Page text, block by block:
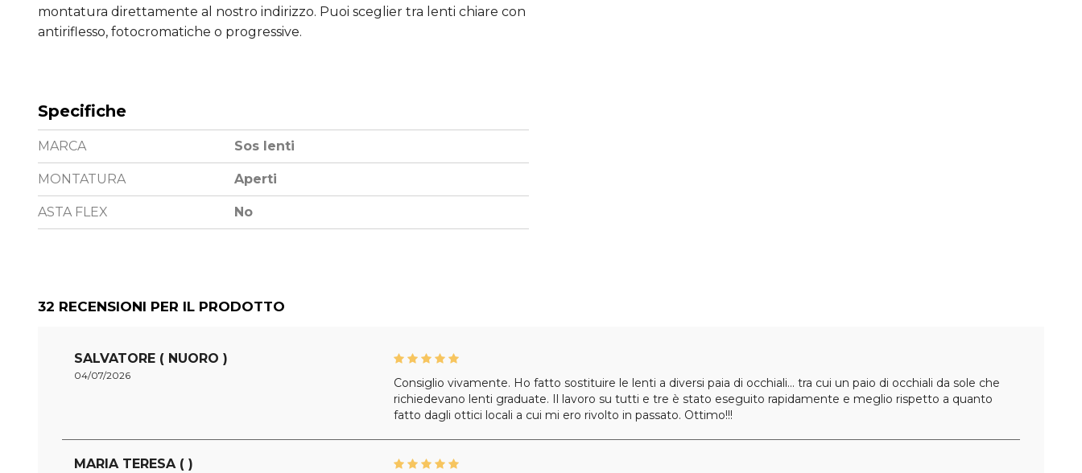
montatura direttamente al nostro indirizzo. Puoi sceglier tra lenti chiare con
antiriflesso, fotocromatiche o progressive.
Specifiche
MARCA Sos lenti
MONTATURA Aperti
ASTA FLEX No
32 RECENSIONI PER IL PRODOTTO
SALVATORE ( NUORO )
04/07/2026
Consiglio vivamente. Ho fatto sostituire le lenti a diversi paia di occhiali... tra cui un paio di occhiali da sole che
richiedevano lenti graduate. Il lavoro su tutti e tre è stato eseguito rapidamente e meglio rispetto a quanto
fatto dagli ottici locali a cui mi ero rivolto in passato. Ottimo!!!
MARIA TERESA ( )